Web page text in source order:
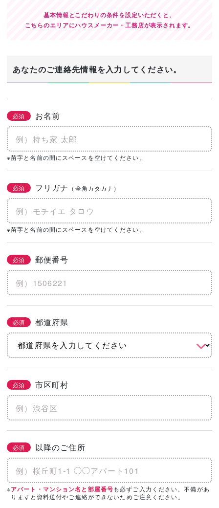
基本情報とこだわりの条件を設定いただくと、
こちらのエリアにハウスメーカー・工務店が表示されます。
あなたのご連絡先情報を入力してください。
必須 お名前
※苗字と名前の間にスペースを空けてください。
必須 フリガナ （全角カタカナ）
※苗字と名前の間にスペースを空けてください。
必須 郵便番号
必須 都道府県
必須 市区町村
必須 以降のご住所
※アパート・マンション名と部屋番号も必ずご入力ください。不備があ
りますと資料送付やご連絡ができないためご注意ください。